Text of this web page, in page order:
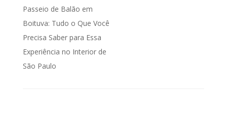
Navegação
de
Post
Passeio de Balão em
Boituva: Tudo o Que Você
Precisa Saber para Essa
Experiência no Interior de
São Paulo